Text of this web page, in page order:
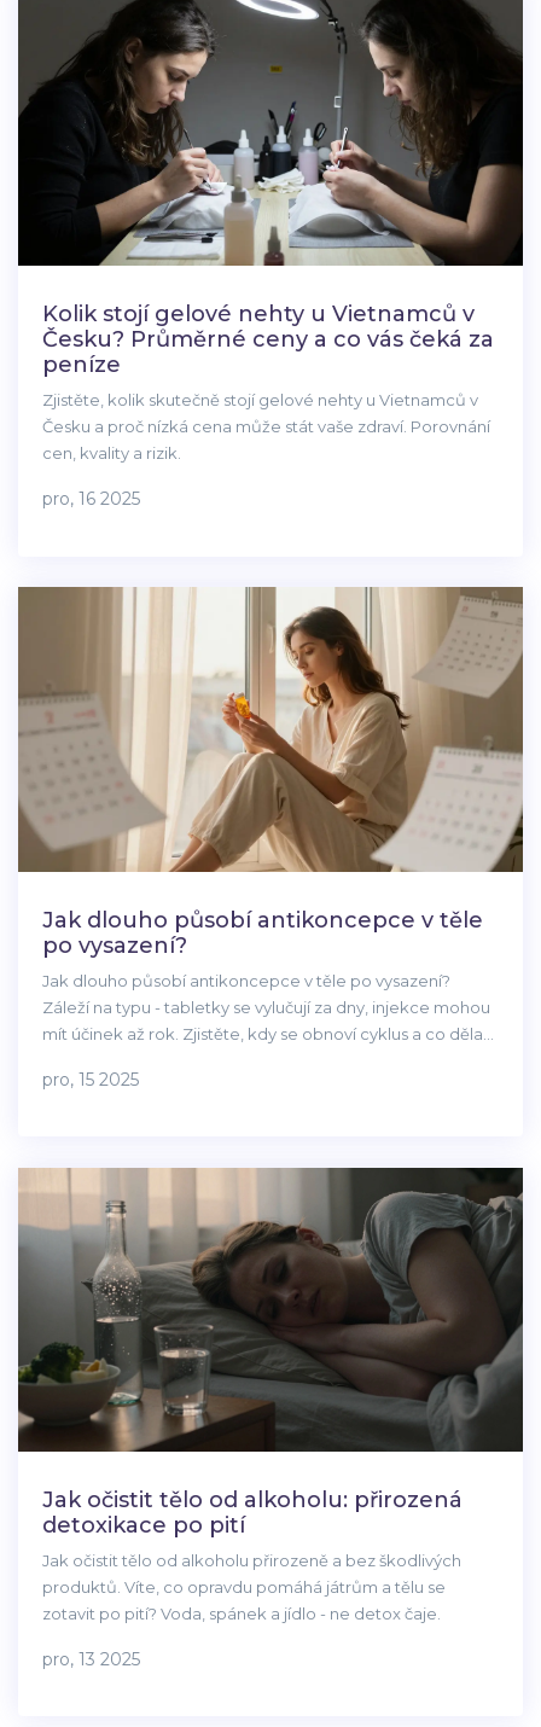
Kolik stojí gelové nehty u Vietnamců v
Česku? Průměrné ceny a co vás čeká za
peníze
Zjistěte, kolik skutečně stojí gelové nehty u Vietnamců v
Česku a proč nízká cena může stát vaše zdraví. Porovnání
cen, kvality a rizik.
pro, 16 2025
Jak dlouho působí antikoncepce v těle
po vysazení?
Jak dlouho působí antikoncepce v těle po vysazení?
Záleží na typu - tabletky se vylučují za dny, injekce mohou
mít účinek až rok. Zjistěte, kdy se obnoví cyklus a co dělat,
pro, 15 2025
Jak očistit tělo od alkoholu: přirozená
detoxikace po pití
Jak očistit tělo od alkoholu přirozeně a bez škodlivých
produktů. Víte, co opravdu pomáhá játrům a tělu se
zotavit po pití? Voda, spánek a jídlo - ne detox čaje.
pro, 13 2025